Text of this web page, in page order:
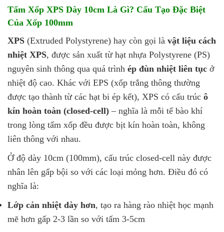
Tấm Xốp XPS Dày 10cm Là Gì? Cấu Tạo Đặc Biệt
Của Xốp 100mm
XPS (Extruded Polystyrene) hay còn gọi là vật liệu cách
nhiệt XPS, được sản xuất từ hạt nhựa Polystyrene (PS)
nguyên sinh thông qua quá trình ép đùn nhiệt liên tục ở
nhiệt độ cao. Khác với EPS (xốp trắng thông thường
được tạo thành từ các hạt bi ép kết), XPS có cấu trúc ô
kín hoàn toàn (closed-cell) – nghĩa là mỗi tế bào khí
trong lòng tấm xốp đều được bịt kín hoàn toàn, không
liên thông với nhau.
Ở độ dày 10cm (100mm), cấu trúc closed-cell này được
nhân lên gấp bội so với các loại mỏng hơn. Điều đó có
nghĩa là:
Lớp cản nhiệt dày hơn, tạo ra hàng rào nhiệt học mạnh
mẽ hơn gấp 2-3 lần so với tấm 3-5cm